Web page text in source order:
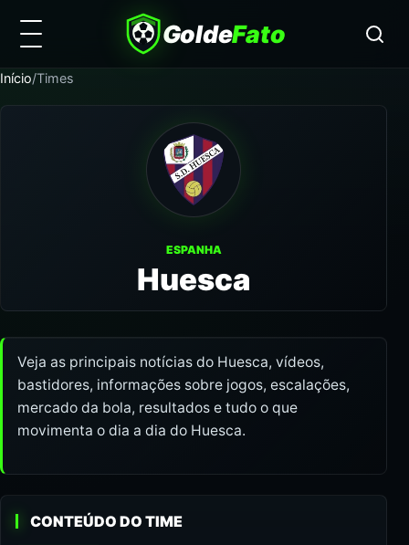
GoldeFato
Início/Times
ESPANHA
Huesca
Veja as principais notícias do Huesca, vídeos,
bastidores, informações sobre jogos, escalações,
mercado da bola, resultados e tudo o que
movimenta o dia a dia do Huesca.
CONTEÚDO DO TIME